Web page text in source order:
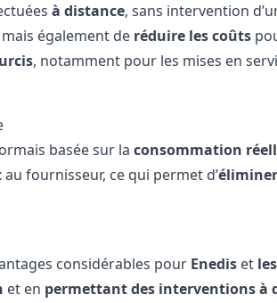
à distance, sans intervention
également de réduire les coûts
, notamment pour les mises en
basée sur la consommation
au fournisseur, ce qui permet d’
considérables pour Enediset
et en permettant des interventions à